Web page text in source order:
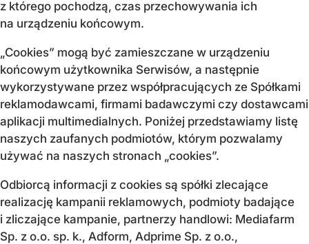
z którego pochodzą, czas przechowywania ich
na urządzeniu końcowym.
„Cookies” mogą być zamieszczane w urządzeniu
końcowym użytkownika Serwisów, a następnie
wykorzystywane przez współpracujących ze Spółkami
reklamodawcami, firmami badawczymi czy dostawcami
aplikacji multimedialnych. Poniżej przedstawiamy listę
naszych zaufanych podmiotów, którym pozwalamy
używać na naszych stronach „cookies”.
Odbiorcą informacji z cookies są spółki zlecające
realizację kampanii reklamowych, podmioty badające
i zliczające kampanie, partnerzy handlowi: Mediafarm
Sp. z o.o. sp. k., Adform, Adprime Sp. z o.o.,